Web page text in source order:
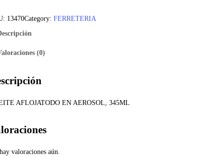
13470Category: FERRETERIA
(0)
AFLOJATODO EN AEROSOL, 345ML
valoraciones aún.